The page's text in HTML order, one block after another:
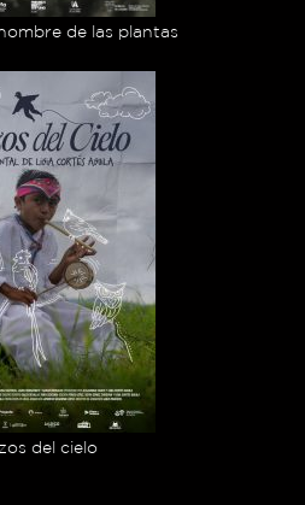
de las plantas
del cielo